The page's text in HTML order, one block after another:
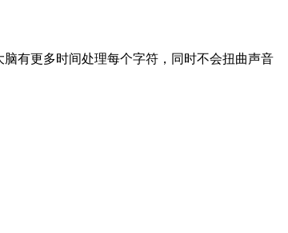
有更多时间处理每个字符，同时不会扭曲声音